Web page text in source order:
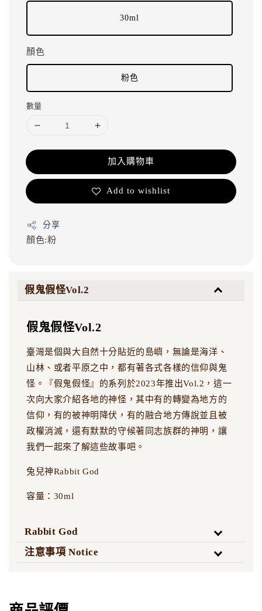
30ml
顏色
粉色
數量
加入購物車
Add to wishlist
分享
顏色:粉
假鬼假怪Vol.2
假鬼假怪Vol.2
臺灣是個與大自然十分貼近的島嶼，無論是海洋、
山林、或者平原之中，都有著各式各樣的信仰與鬼
怪。『假鬼假怪』的系列於2023年推出Vol.2，這一
次向大家介紹各地的神怪，其中有的轉變為地方的
信仰，有的被神明降伏，有的融合地方傳說並且被
政權消滅，還有默默的守候著同志族群的神明，讓
我們一起來了解這些故事吧。
兔兒神Rabbit God
容量：30ml
Rabbit God
注意事項 Notice